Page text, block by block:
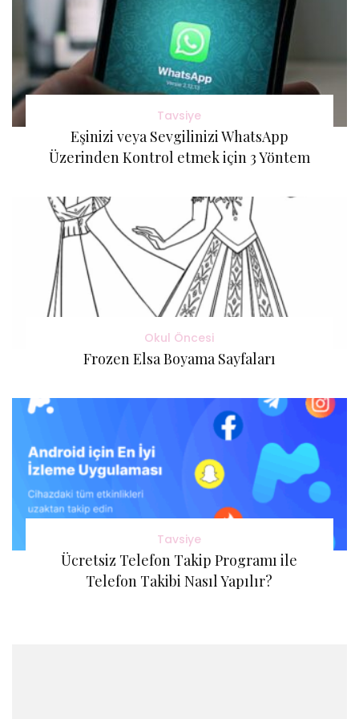
Tavsiye
Eşinizi veya Sevgilinizi WhatsApp
Üzerinden Kontrol etmek için 3 Yöntem
Okul Öncesi
Frozen Elsa Boyama Sayfaları
Tavsiye
Ücretsiz Telefon Takip Programı ile
Telefon Takibi Nasıl Yapılır?